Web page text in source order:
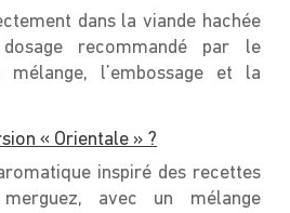
dans la viande hachée
recommandé par le
l’embossage et la
« Orientale » ?
inspiré des recettes
avec un mélange